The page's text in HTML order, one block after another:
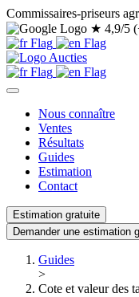
Commissaires-priseurs
★ 4,9/5
Nous connaître
Ventes
Résultats
Guides
Estimation
Contact
Estimation gratuite
Demander une estimation
Guides
>
Cote et valeur des